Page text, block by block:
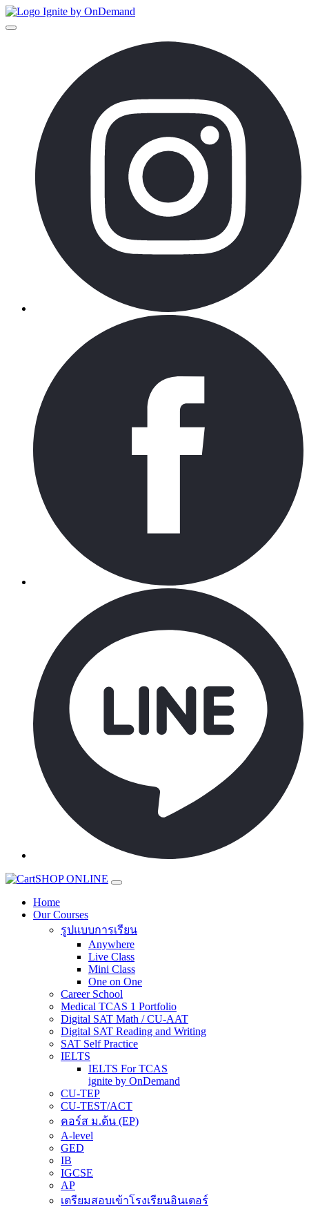
SHOP ONLINE
Home
Our Courses
รูปแบบการเรียน
Anywhere
Live Class
Mini Class
One on One
Career School
Medical TCAS 1 Portfolio
Digital SAT Math / CU-AAT
Digital SAT Reading and Writing
SAT Self Practice
IELTS
IELTS For TCAS
ignite by OnDemand
CU-TEP
CU-TEST/ACT
คอร์ส ม.ต้น (EP)
A-level
GED
IB
IGCSE
AP
เตรียมสอบเข้าโรงเรียนอินเตอร์